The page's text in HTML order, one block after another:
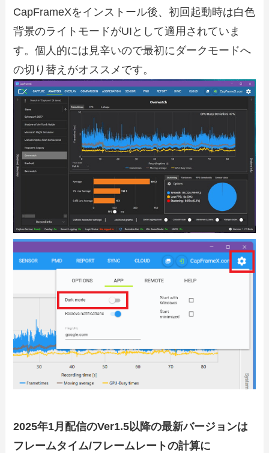
CapFrameXをインストール後、初回起動時は白色
背景のライトモードがUIとして適用されていま
す。個人的には見辛いので最初にダークモードへ
の切り替えがオススメです。
2025年1月配信のVer1.5以降の最新バージョンは
フレームタイム/フレームレートの計算に